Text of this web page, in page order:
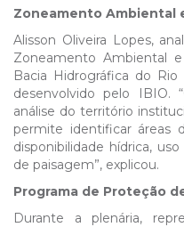
Zoneamento Ambiental
Alisson Oliveira Lopes,
Zoneamento Ambiental
Bacia Hidrográfica do
desenvolvido pelo
análise do território
permite identificar áreas
disponibilidade hídrica,
de paisagem”, explicou.
Programa de Proteção
Durante a plenária,